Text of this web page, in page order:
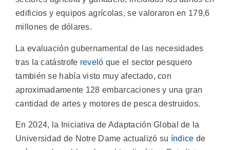
edificios y equipos agrícolas, se valoraron en 179,6
millones de dólares.
La evaluación gubernamental de las necesidades
tras la catástrofe reveló que el sector pesquero
también se había visto muy afectado, con
aproximadamente 128 embarcaciones y una gran
cantidad de artes y motores de pesca destruidos.
En 2024, la Iniciativa de Adaptación Global de la
Universidad de Notre Dame actualizó su índice de